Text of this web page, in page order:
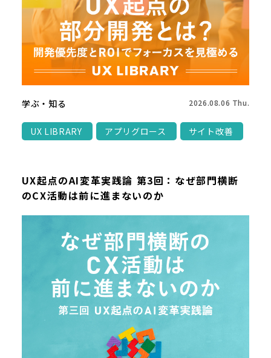
学ぶ・知る 2026.08.06 Thu.
UX LIBRARY アプリグロース サイト改善
UX起点のAI変革実践論 第3回：なぜ部門横断
のCX活動は前に進まないのか